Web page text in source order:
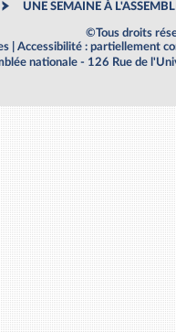
UNE SEMAINE À
©Tous droits
Accessibilité : partiellement
nationale - 126 Rue de